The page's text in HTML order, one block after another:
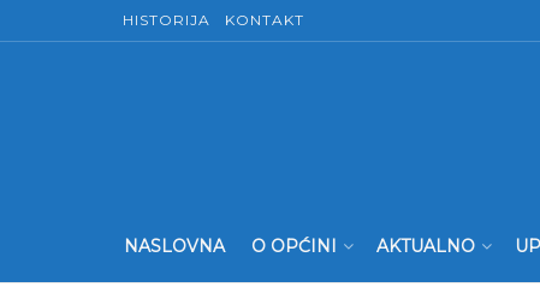
HISTORIJA KONTAKT
NASLOVNA O OPĆINI AKTUALNO